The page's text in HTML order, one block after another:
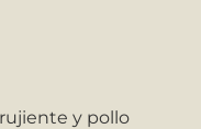
y pollo